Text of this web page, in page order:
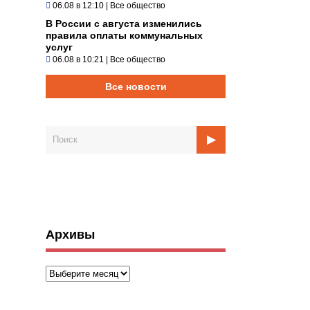
06.08 в 12:10 | Все общество
В России с августа изменились
правила оплаты коммунальных
услуг
06.08 в 10:21 | Все общество
Все новости
Архивы
Архивы